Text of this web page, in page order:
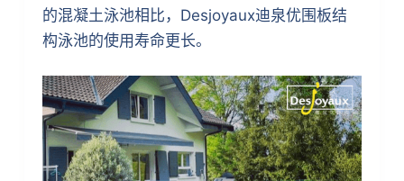
的混凝土泳池相比，Desjoyaux迪泉优围板结
构泳池的使用寿命更长。